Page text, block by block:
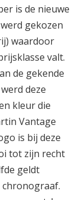
is de nieuwe
gekozen
waardoor
valt.
de gekende
deze
kleur die
Vantage
is bij deze
tot zijn recht
geldt
chronograaf.